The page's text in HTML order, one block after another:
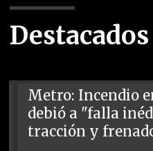
Destacados
Metro: Incendio
debió a "falla
tracción y